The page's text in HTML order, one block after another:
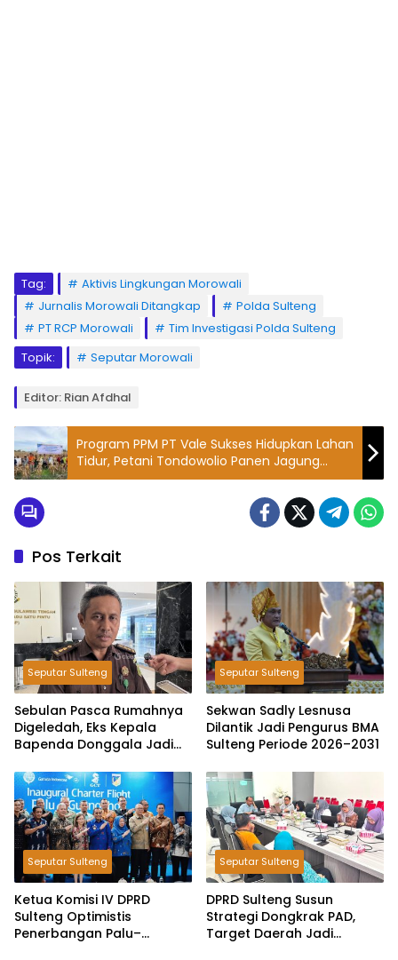
Tag:
Aktivis Lingkungan Morowali
Jurnalis Morowali Ditangkap
Polda Sulteng
PT RCP Morowali
Tim Investigasi Polda Sulteng
Topik:
Seputar Morowali
Editor: Rian Afdhal
Program PPM PT Vale Sukses Hidupkan Lahan
Tidur, Petani Tondowolio Panen Jagung
Pakan hingga 7 Ton per Hektare
Pos Terkait
Seputar Sulteng
Sebulan Pasca Rumahnya
Digeledah, Eks Kepala
Bapenda Donggala Jadi
Pemungutan Pajak
Pertambangan
Seputar Sulteng
Sekwan Sadly Lesnusa
Dilantik Jadi Pengurus BMA
Sulteng Periode 2026–2031
Seputar Sulteng
Ketua Komisi IV DPRD
Sulteng Optimistis
Penerbangan Palu–
Seputar Sulteng
DPRD Sulteng Susun
Strategi Dongkrak PAD,
Target Daerah Jadi